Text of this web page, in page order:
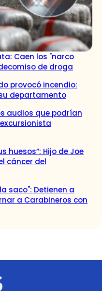
Caen los "narco
de droga
provocó incendio:
departamento
audios que podrían
huesos”: Hijo de Joe
cáncer del
saco": Detienen a
a Carabineros con